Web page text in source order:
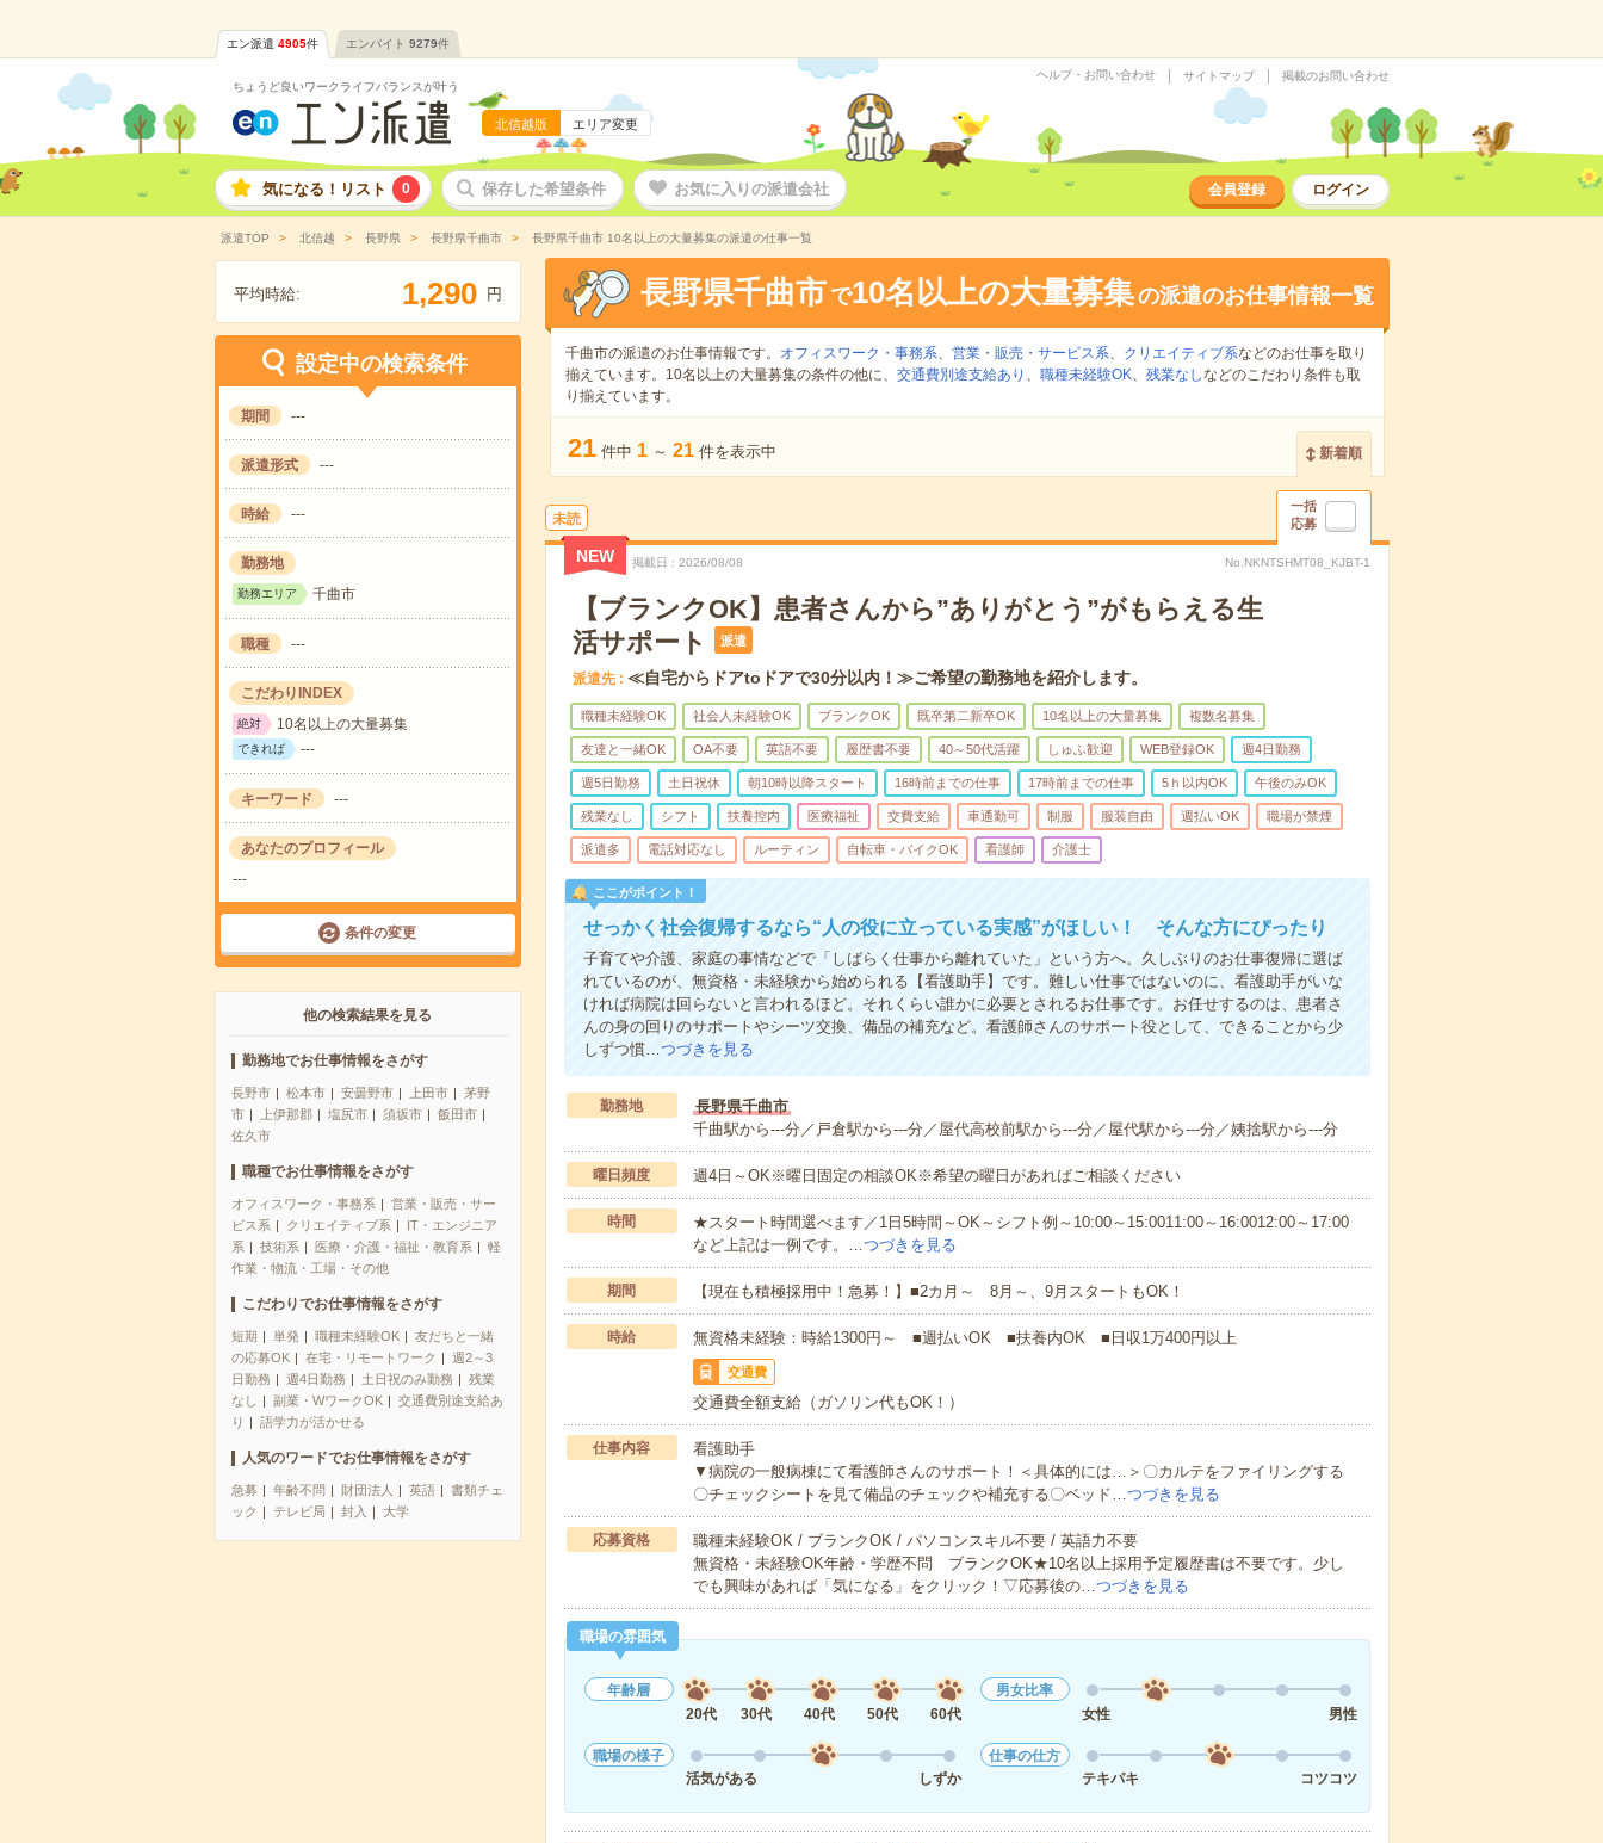
エン派遣 4905件 エンバイト 9279件
ちょうど良いワークライフバランスが叶う
北信越版 エリア変更
ヘルプ・お問い合わせ サイトマップ 掲載のお問い合わせ
気になる！リスト 0 保存した希望条件 お気に入りの派遣会社 会員登録 ログイン
派遣TOP 北信越 長野県 長野県千曲市 長野県千曲市 10名以上の大量募集の派遣の仕事一覧
平均時給: 1,290 円
設定中の検索条件
期間 ---
派遣形式 ---
時給 ---
勤務地
勤務エリア 千曲市
職種 ---
こだわりINDEX
絶対 10名以上の大量募集
できれば ---
キーワード ---
あなたのプロフィール
---
条件の変更
他の検索結果を見る
勤務地でお仕事情報をさがす
長野市 松本市 安曇野市 上田市
茅野
市
上伊那郡 塩尻市 須坂市
飯田市
佐久市
職種でお仕事情報をさがす
オフィスワーク・事務系
営業・販売・サー
ビス系
クリエイティブ系
IT・エンジニア
系
技術系 医療・介護・福祉・教育系
軽
作業・物流・工場・その他
こだわりでお仕事情報をさがす
短期 単発 職種未経験OK
友だちと一緒
の応募OK
在宅・リモートワーク
週2～3
日勤務
週4日勤務 土日祝のみ勤務
残業
なし
副業・WワークOK
交通費別途支給あ
り
語学力が活かせる
人気のワードでお仕事情報をさがす
急募 年齢不問 財団法人 英語
書類チェ
ック
テレビ局 封入 大学
長野県千曲市 で10名以上の大量募集の派遣のお仕事情報一覧
千曲市の派遣のお仕事情報です。 オフィスワーク・事務系、 営業・販売・サービス系、 クリエイティブ系などのお仕事を取り
揃えています。10名以上の大量募集の条件の他に、 交通費別途支給あり 、 職種未経験OK、 残業なしなどのこだわり条件も取
り揃えています。
21 件中 1 ～ 21 件を表示中 新着順
未読
一括
応募
NEW 掲載日 2026/08/08 No.NKNTSHMT08_KJBT-1
【ブランクOK】患者さんから”ありがとう”がもらえる生
活サポート
派遣
派遣先 ≪自宅からドアtoドアで30分以内！≫ご希望の勤務地を紹介します。
職種未経験OK 社会人未経験OK ブランクOK 既卒第二新卒OK 10名以上の大量募集 複数名募集
友達と一緒OK OA不要 英語不要 履歴書不要 40～50代活躍 しゅふ歓迎 WEB登録OK 週4日勤務
週5日勤務 土日祝休 朝10時以降スタート 16時前までの仕事 17時前までの仕事 5ｈ以内OK 午後のみOK
残業なし シフト 扶養控内 医療福祉 交費支給 車通勤可 制服 服装自由 週払いOK 職場が禁煙
派遣多 電話対応なし ルーティン 自転車・バイクOK 看護師 介護士
ここがポイント！
せっかく社会復帰するなら“人の役に立っている実感”がほしい！ そんな方にぴったり
子育てや介護、家庭の事情などで「しばらく仕事から離れていた」という方へ。久しぶりのお仕事復帰に選ば
れているのが、無資格・未経験から始められる【看護助手】です。難しい仕事ではないのに、看護助手がいな
ければ病院は回らないと言われるほど。それくらい誰かに必要とされるお仕事です。お任せするのは、患者さ
んの身の回りのサポートやシーツ交換、備品の補充など。看護師さんのサポート役として、できることから少
しずつ慣…つづきを見る
勤務地
長野県千曲市
千曲駅から---分／戸倉駅から---分／屋代高校前駅から---分／屋代駅から---分／姨捨駅から---分
曜日頻度 週4日～OK※曜日固定の相談OK※希望の曜日があればご相談ください
時間
★スタート時間選べます／1日5時間～OK～シフト例～10:00～15:0011:00～16:0012:00～17:00
など上記は一例です。…つづきを見る
期間 【現在も積極採用中！急募！】■2カ月～ 8月～、9月スタートもOK！
時給 無資格未経験：時給1300円～ ■週払いOK ■扶養内OK ■日収1万400円以上
交通費
交通費全額支給（ガソリン代もOK！）
仕事内容
看護助手
▼病院の一般病棟にて看護師さんのサポート！＜具体的には…＞〇カルテをファイリングする
〇チェックシートを見て備品のチェックや補充する〇ベッド…つづきを見る
応募資格
職種未経験OK / ブランクOK / パソコンスキル不要 / 英語力不要
無資格・未経験OK年齢・学歴不問 ブランクOK★10名以上採用予定履歴書は不要です。少し
でも興味があれば「気になる」をクリック！▽応募後の…つづきを見る
職場の雰囲気
年齢層
20代
30代 40代 50代 60代
男女比率
女性
男性
職場の様子
活気がある
しずか
仕事の仕方
テキパキ
コツコツ